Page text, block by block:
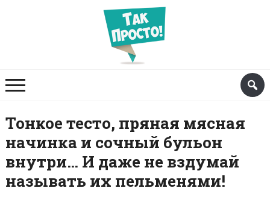
Тонкое тесто, пряная мясная
начинка и сочный бульон
внутри… И даже не вздумай
называть их пельменями!